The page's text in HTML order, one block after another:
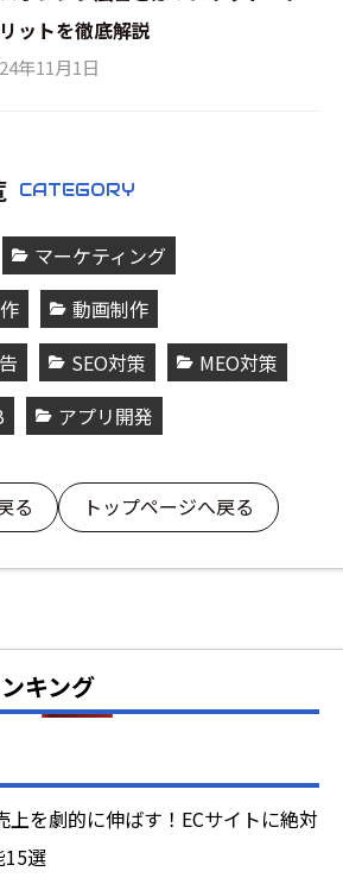
ットを徹底解説
年11月1日
CATEGORY
マーケティング
動画制作
SEO対策
MEO対策
アプリ開発
る トップページへ戻る
キング
上を劇的に伸ばす！ECサイトに絶対
15選